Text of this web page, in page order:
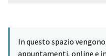
−
In questo spazio
appuntamenti, online e